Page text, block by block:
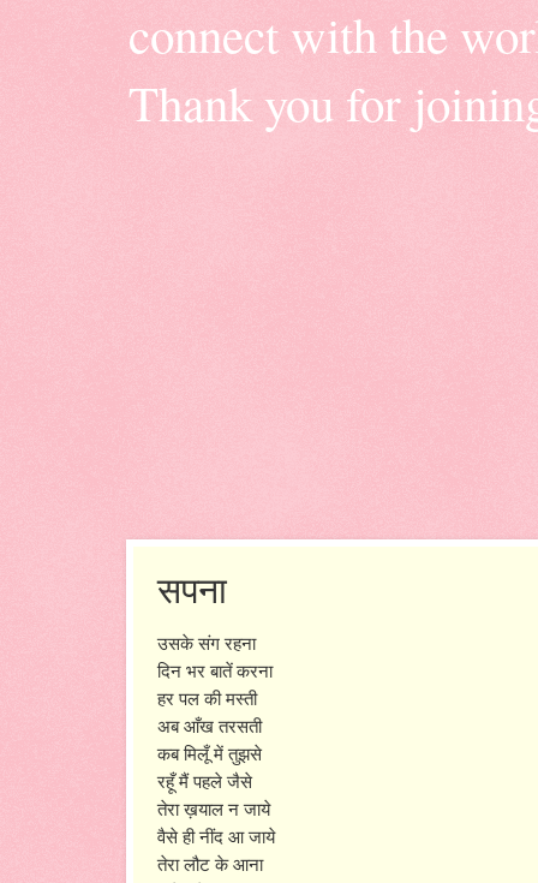
connect with the
Thank you for
सपना
उसके संग रहना
दिन भर बातें करना
हर पल की मस्ती
अब आँख तरसती
कब मिलूँ में तुझसे
रहूँ मैं पहले जैसे
तेरा ख़याल न जाये
वैसे ही नींद आ जाये
तेरा लौट के आना